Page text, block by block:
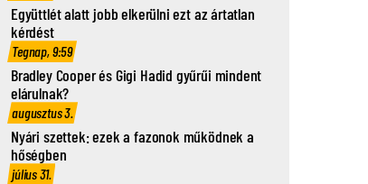
Együttlét alatt jobb elkerülni ezt az ártatlan
kérdést
Tegnap, 9:59
Bradley Cooper és Gigi Hadid gyűrűi mindent
elárulnak?
augusztus 3.
Nyári szettek: ezek a fazonok működnek a
hőségben
július 31.